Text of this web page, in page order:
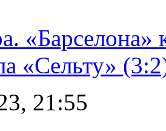
«Барселона»
«Сельту»
21:55